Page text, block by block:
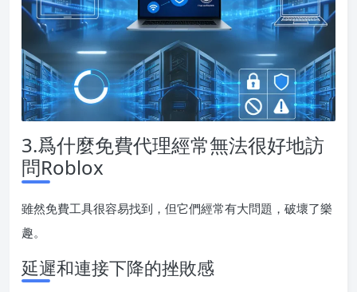
3.爲什麼免費代理經常無法很好地訪
問Roblox
雖然免費工具很容易找到，但它們經常有大問題，破壞了樂
趣。
延遲和連接下降的挫敗感